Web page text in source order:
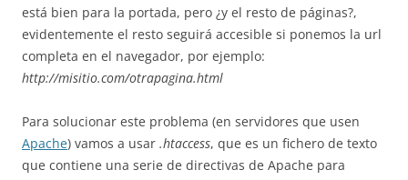
está bien para la portada, pero ¿y el resto de páginas?,
evidentemente el resto seguirá accesible si ponemos la url
completa en el navegador, por ejemplo:
http://misitio.com/otrapagina.html
Para solucionar este problema (en servidores que usen
Apache) vamos a usar .htaccess, que es un fichero de texto
que contiene una serie de directivas de Apache para